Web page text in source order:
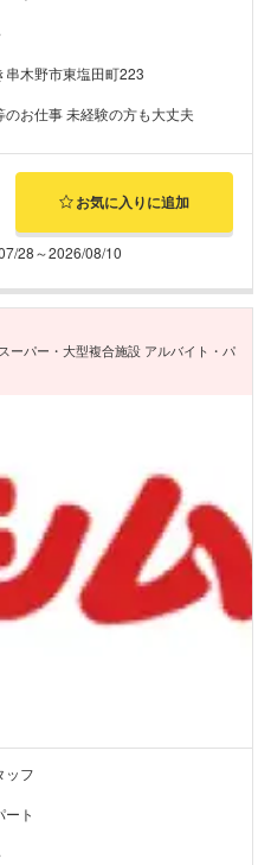
串木野市東塩田町223
のお仕事 未経験の方も大丈夫
お気に入りに追加
28～2026/08/10
ーパー・大型複合施設 アルバイト・パ
ッフ
ト